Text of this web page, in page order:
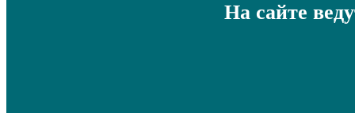
На сайте